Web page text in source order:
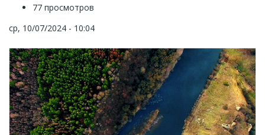
77 просмотров
ср, 10/07/2024 - 10:04